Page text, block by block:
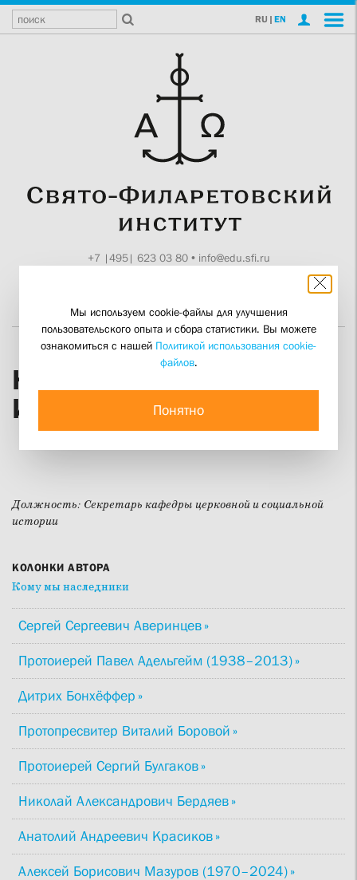
RU | EN
+7 |495| 623 03 80• info@edu.sfi.ru
Наталия Дмитриевна
Игнатович
Должность: Секретарь кафедры церковной и социальной
истории
КОЛОНКИ АВТОРА
Кому мы наследники
Сергей Сергеевич Аверинцев
Протоиерей Павел Адельгейм (1938–2013)
Дитрих Бонхёффер
Протопресвитер Виталий Боровой
Протоиерей Сергий Булгаков
Николай Александрович Бердяев
Анатолий Андреевич Красиков
Алексей Борисович Мазуров (1970–2024)
Мы используем cookie-файлы для улучшения
пользовательского опыта и сбора статистики. Вы можете
ознакомиться с нашей Политикой использования cookie-
файлов.
Понятно